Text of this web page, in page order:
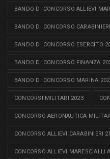
BANDO DI CONCORSO ALLIEVI
BANDO DI CONCORSO
BANDO DI CONCORSO ESERCITO
BANDO DI CONCORSO FINANZA
BANDO DI CONCORSO MARINA
CONCORSI MILITARI 2023
CONCORSO AERONAUTICA
CONCORSO ALLIEVI CARABINIERI
CONCORSO ALLIEVI MARESCIALLI